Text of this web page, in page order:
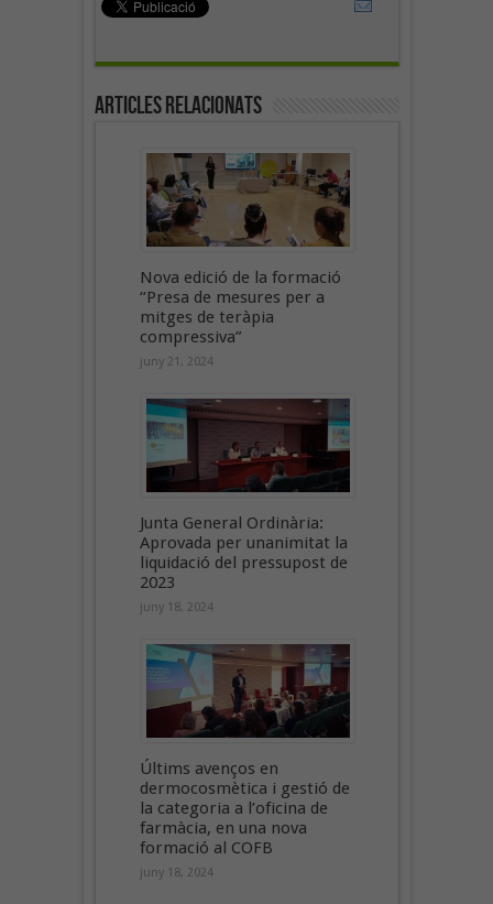
Articles Relacionats
Nova edició de la formació
“Presa de mesures per a
mitges de teràpia
compressiva”
juny 21, 2024
Junta General Ordinària:
Aprovada per unanimitat la
liquidació del pressupost de
2023
juny 18, 2024
Últims avenços en
dermocosmètica i gestió de
la categoria a l’oficina de
farmàcia, en una nova
formació al COFB
juny 18, 2024